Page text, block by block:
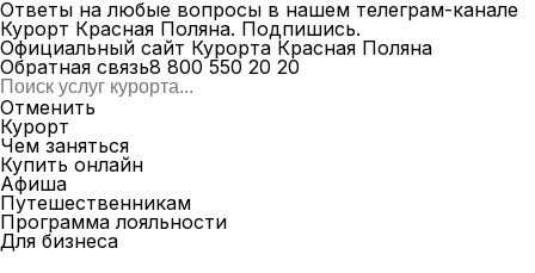
Ответы на любые вопросы в нашем телеграм-канале
Курорт Красная Поляна. Подпишись.
Официальный сайт Курорта Красная Поляна
Обратная связь8 800 550 20 20
Отменить
Курорт
Чем заняться
Купить онлайн
Афиша
Путешественникам
Программа лояльности
Для бизнеса